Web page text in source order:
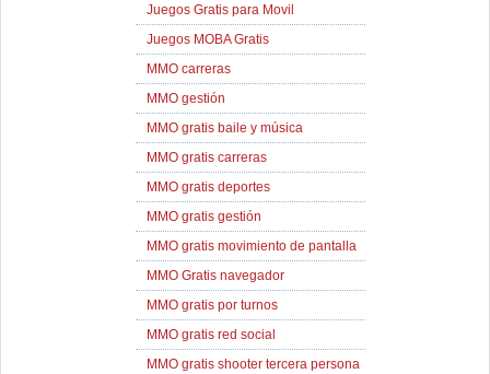
Juegos Gratis para Movil
Juegos MOBA Gratis
MMO carreras
MMO gestión
MMO gratis baile y música
MMO gratis carreras
MMO gratis deportes
MMO gratis gestión
MMO gratis movimiento de pantalla
MMO Gratis navegador
MMO gratis por turnos
MMO gratis red social
MMO gratis shooter tercera persona